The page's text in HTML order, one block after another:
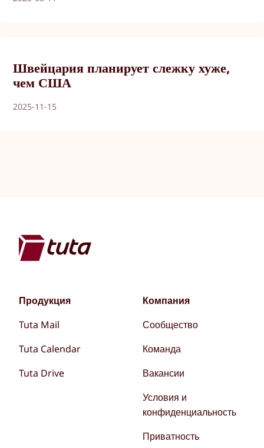
Швейцария планирует слежку хуже,
чем США
2025-11-15
Продукция
Tuta Mail
Tuta Calendar
Tuta Drive
Компания
Сообщество
Команда
Вакансии
Условия и
конфиденциальность
Приватность